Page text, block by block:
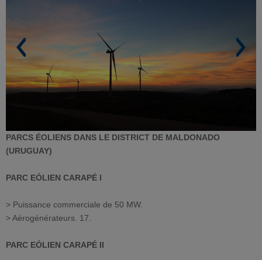
PARCS ÉOLIENS DANS LE DISTRICT DE MALDONADO
(URUGUAY)
PARC EÓLIEN CARAPÉ I
> Puissance commerciale de 50 MW.
> Aérogénérateurs. 17.
PARC EÓLIEN CARAPÉ II